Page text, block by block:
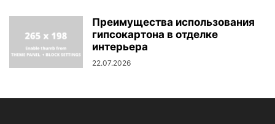
Преимущества использования
гипсокартона в отделке
интерьера
22.07.2026